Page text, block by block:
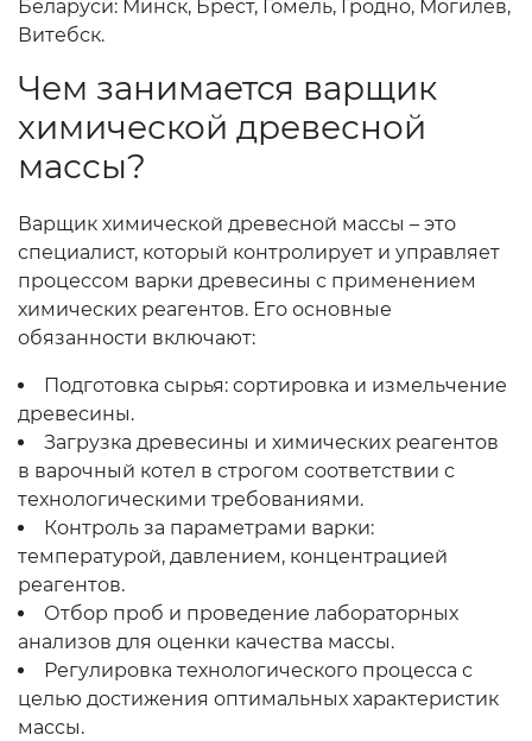
Беларуси: Минск, Брест, Гомель, Гродно, Могилев,
Витебск.
Чем занимается варщик
химической древесной
массы?
Варщик химической древесной массы – это
специалист, который контролирует и управляет
процессом варки древесины с применением
химических реагентов. Его основные
обязанности включают:
Подготовка сырья: сортировка и измельчение
древесины.
Загрузка древесины и химических реагентов
в варочный котел в строгом соответствии с
технологическими требованиями.
Контроль за параметрами варки:
температурой, давлением, концентрацией
реагентов.
Отбор проб и проведение лабораторных
анализов для оценки качества массы.
Регулировка технологического процесса с
целью достижения оптимальных характеристик
массы.